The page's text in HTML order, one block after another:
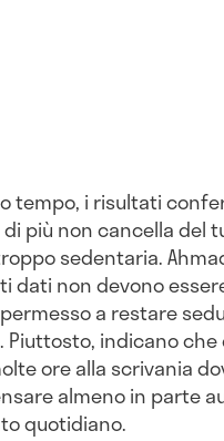
tempo, i risultati
più non cancella del
sedentaria.
dati non devono
a restare
Piuttosto, indicano
ore alla scrivania
almeno in parte
quotidiano.